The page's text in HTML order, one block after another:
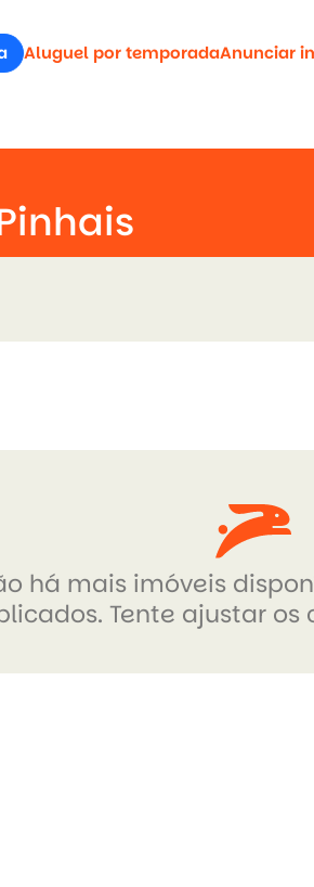
Aluguel por temporadaAnunciar
há mais imóveis
Tente ajustar os